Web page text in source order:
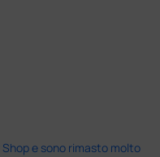
e sono rimasto molto